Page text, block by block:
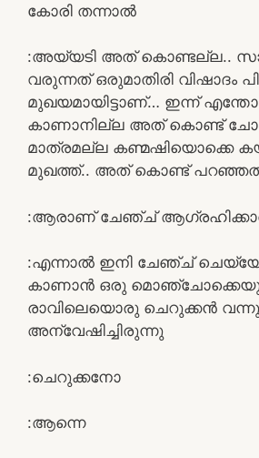
കോരി തന്നാൽ
:അയ്യടി അത്‌ കൊണ്ടല്ല..
വരുന്നത് ഒരുമാതിരി വിഷാദം
മുഖയമായിട്ടാണ്… ഇന്ന്
കാണാനില്ല അത്‌ കൊണ്ട്
മാത്രമല്ല കണ്മഷിയൊക്കെ
മുഖത്ത്.. അത്‌ കൊണ്ട്
:ആരാണ് ചേഞ്ച്‌
:എന്നാൽ ഇനി ചേഞ്ച്‌
കാണാൻ ഒരു
രാവിലെയൊരു ചെറുക്കൻ വന്നു
അന്വേഷിച്ചിരുന്നു
:ചെറുക്കനോ
:ആന്നെ